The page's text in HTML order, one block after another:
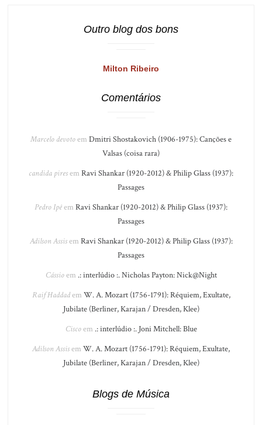
Outro blog dos bons
Milton Ribeiro
Comentários
Marcelo devotoem Dmitri Shostakovich (1906-1975): Canções e
Valsas (coisa rara)
candida piresem Ravi Shankar (1920-2012) & Philip Glass (1937):
Passages
Pedro Ipêem Ravi Shankar (1920-2012) & Philip Glass (1937):
Passages
Adilson Assisem Ravi Shankar (1920-2012) & Philip Glass (1937):
Passages
Cássioem .: interlúdio :. Nicholas Payton: Nick@Night
Raif Haddadem W. A. Mozart (1756-1791): Réquiem, Exultate,
Jubilate (Berliner, Karajan / Dresden, Klee)
Ciscoem .: interlúdio :. Joni Mitchell: Blue
Adilson Assisem W. A. Mozart (1756-1791): Réquiem, Exultate,
Jubilate (Berliner, Karajan / Dresden, Klee)
Blogs de Música